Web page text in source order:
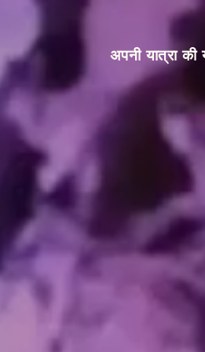
अपनी यात्रा की